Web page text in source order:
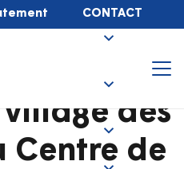
CONTACT
des
Centre de